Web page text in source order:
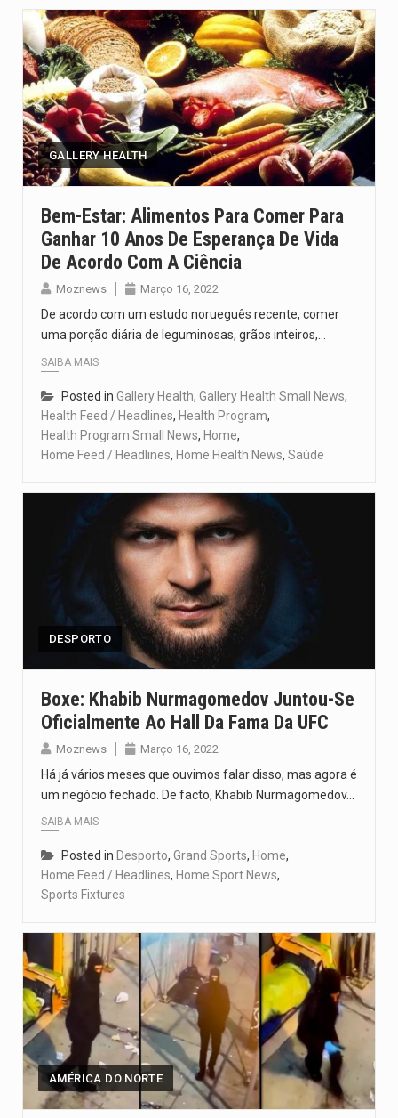
GALLERY HEALTH
Bem-Estar: Alimentos Para Comer Para
Ganhar 10 Anos De Esperança De Vida
De Acordo Com A Ciência
Moznews Março 16, 2022
De acordo com um estudo norueguês recente, comer
uma porção diária de leguminosas, grãos inteiros,…
SAIBA MAIS
Posted in Gallery Health, Gallery Health Small News,
Health Feed / Headlines, Health Program,
Health Program Small News, Home,
Home Feed / Headlines, Home Health News, Saúde
DESPORTO
Boxe: Khabib Nurmagomedov Juntou-Se
Oficialmente Ao Hall Da Fama Da UFC
Moznews Março 16, 2022
Há já vários meses que ouvimos falar disso, mas agora é
um negócio fechado. De facto, Khabib Nurmagomedov…
SAIBA MAIS
Posted in Desporto, Grand Sports, Home,
Home Feed / Headlines, Home Sport News,
Sports Fixtures
AMÉRICA DO NORTE